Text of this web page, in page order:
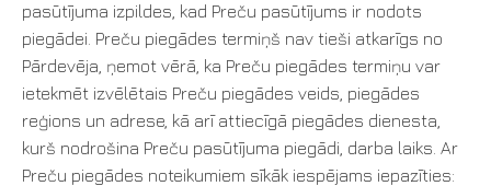
pasūtījuma izpildes, kad Preču pasūtījums ir nodots
piegādei. Preču piegādes termiņš nav tieši atkarīgs no
Pārdevēja, ņemot vērā, ka Preču piegādes termiņu var
ietekmēt izvēlētais Preču piegādes veids, piegādes
reģions un adrese, kā arī attiecīgā piegādes dienesta,
kurš nodrošina Preču pasūtījuma piegādi, darba laiks. Ar
Preču piegādes noteikumiem sīkāk iespējams iepazīties: